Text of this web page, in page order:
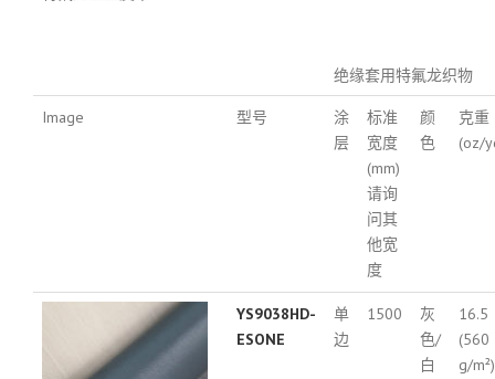
绝缘套用特氟龙织物
Image 型号
涂
层
标准
宽度
(mm)
请询
问其
他宽
度
颜
色
克重
(oz/
YS9038HD-
ESONE
单
边
1500
灰
色/
白
16.5
(560
g/m²)